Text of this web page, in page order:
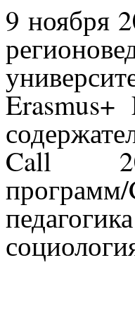
9 ноября
Erasmus+
Call
программ/